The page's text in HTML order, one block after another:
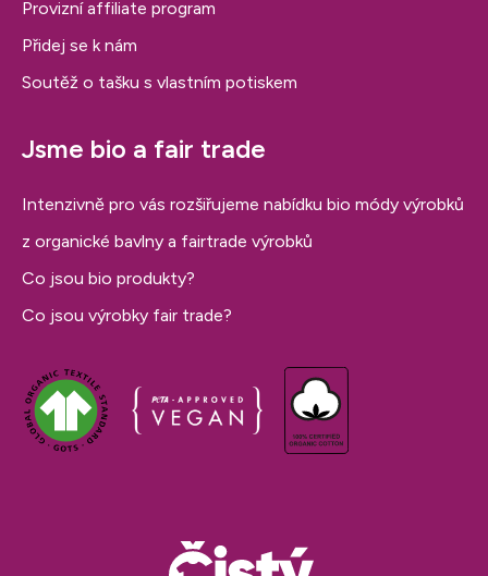
Provizní affiliate program
Přidej se k nám
Soutěž o tašku s vlastním potiskem
Jsme bio a fair trade
Intenzivně pro vás rozšiřujeme nabídku bio módy výrobků
z organické bavlny a fairtrade výrobků
Co jsou bio produkty?
Co jsou výrobky fair trade?